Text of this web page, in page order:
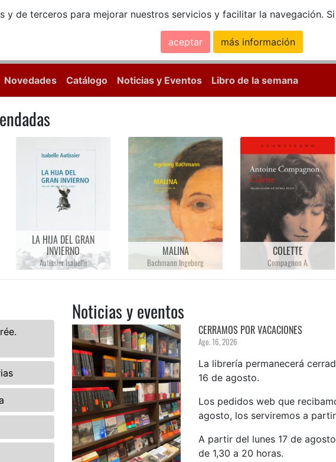
y de terceros para mejorar nuestros servicios y facilitar la navegación.
aceptar más información
Novedades Catálogo Noticias y Eventos Libro de la semana
LOS FIGURANTES
Vigan Delphine De
RADIO SARAJEVO
Sila Tijan
LA PIEL HEMBRA
Elaine Vilar Madruga
Noticias y eventos
CERRAMOS POR VACACIONES
Ago. 16, 2026
La librería permanecerá
16 de agosto.
Los pedidos web que
agosto, los serviremos a
A partir del lunes 17 de
de 1,30 a 20 horas.